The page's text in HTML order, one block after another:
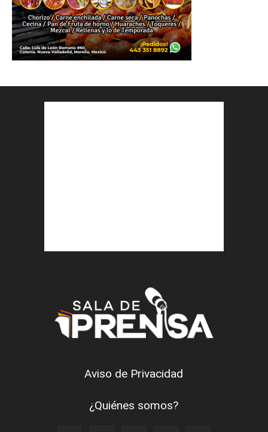
Aviso de Privacidad
¿Quiénes somos?